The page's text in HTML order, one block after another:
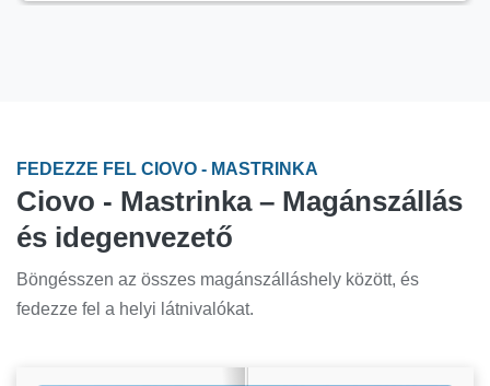
FEDEZZE FEL CIOVO - MASTRINKA
Ciovo - Mastrinka – Magánszállás
és idegenvezető
Böngésszen az összes magánszálláshely között, és
fedezze fel a helyi látnivalókat.